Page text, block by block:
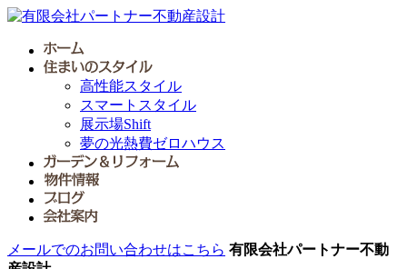
高性能スタイル
スマートスタイル
展示場Shift
夢の光熱費ゼロハウス
メールでのお問い合わせはこちら 有限会社パートナー不動